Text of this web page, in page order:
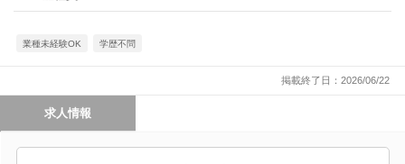
業種未経験OK 学歴不問
掲載終了日：2026/06/22
求人情報